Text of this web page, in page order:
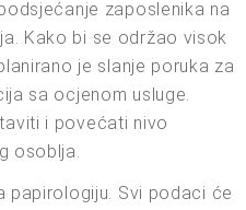
zaposlenika na
Kako bi se održao visok
je slanje poruka za
sa ocjenom usluge.
i povećati nivo
osoblja.
papirologiju. Svi podaci će